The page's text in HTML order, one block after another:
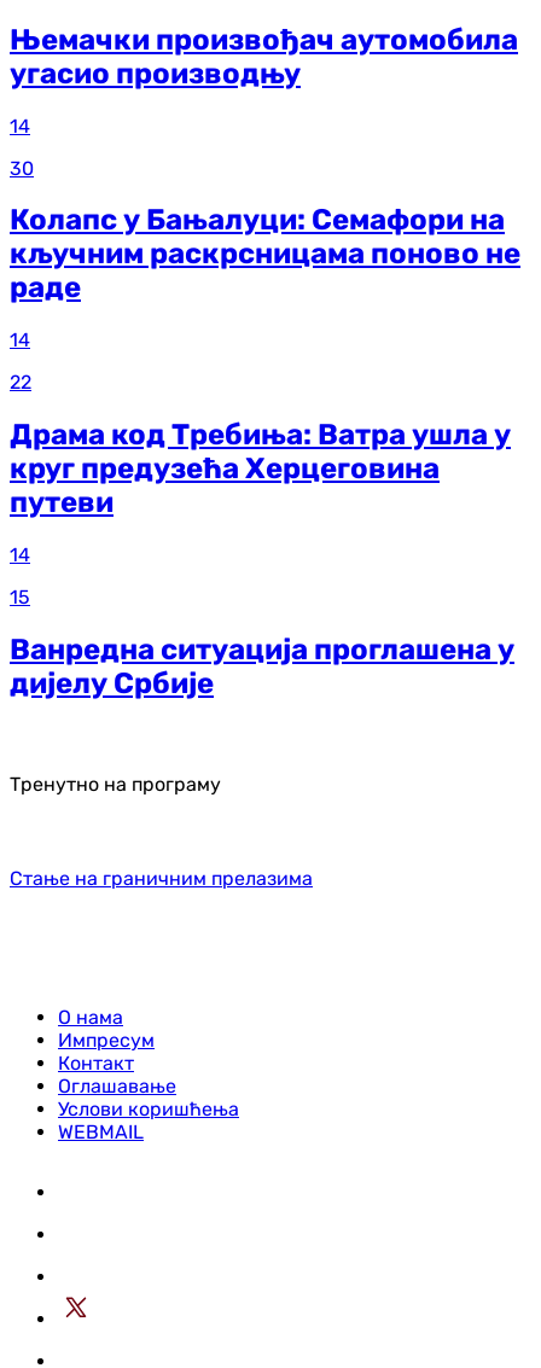
Њемачки произвођач аутомобила
угасио производњу
14
30
Колапс у Бањалуци: Семафори на
кључним раскрсницама поново не
раде
14
22
Драма код Требиња: Ватра ушла у
круг предузећа Херцеговина
путеви
14
15
Ванредна ситуација проглашена у
дијелу Србије
Тренутно на програму
Стање на граничним прелазима
О нама
Импресум
Контакт
Оглашавање
Услови коришћења
WEBMAIL